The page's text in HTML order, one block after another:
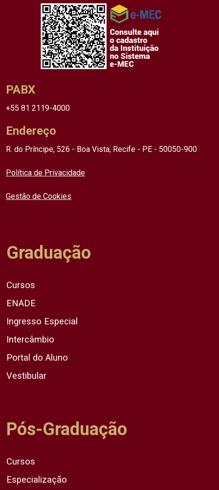
PABX
+55 81 2119-4000
Endereço
R. do Príncipe, 526 - Boa Vista, Recife - PE - 50050-900
Política de Privacidade
Gestão de Cookies
Graduação
Cursos
ENADE
Ingresso Especial
Intercâmbio
Portal do Aluno
Vestibular
Pós-Graduação
Cursos
Especialização